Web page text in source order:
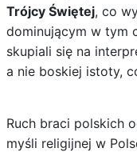
Trójcy Świętej, co
dominującym w tym
skupiali się na
a nie boskiej istoty,
Ruch braci polskich
myśli religijnej w